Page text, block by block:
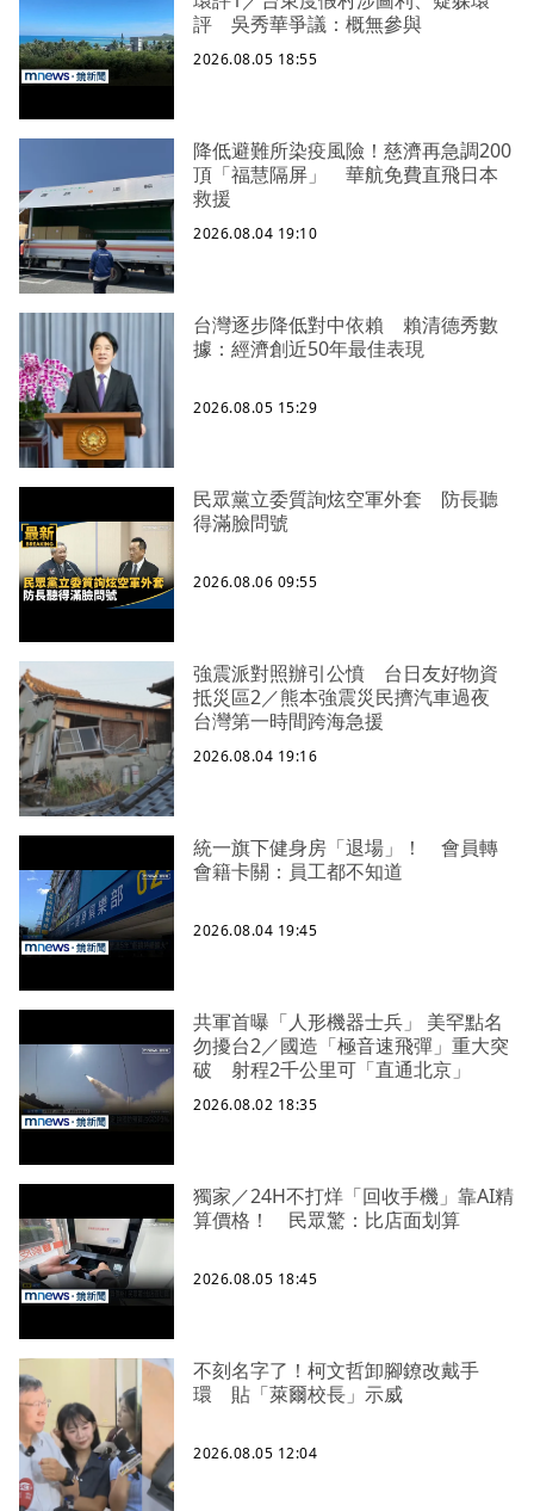
評 吳秀華爭議：概無參與
2026.08.05 18:55
降低避難所染疫風險！慈濟再急調200
頂「福慧隔屏」 華航免費直飛日本
救援
2026.08.04 19:10
台灣逐步降低對中依賴 賴清德秀數
據：經濟創近50年最佳表現
2026.08.05 15:29
民眾黨立委質詢炫空軍外套 防長聽
得滿臉問號
2026.08.06 09:55
強震派對照辦引公憤 台日友好物資
抵災區2／熊本強震災民擠汽車過夜
台灣第一時間跨海急援
2026.08.04 19:16
統一旗下健身房「退場」！ 會員轉
會籍卡關：員工都不知道
2026.08.04 19:45
共軍首曝「人形機器士兵」 美罕點名
勿擾台2／國造「極音速飛彈」重大突
破 射程2千公里可「直通北京」
2026.08.02 18:35
獨家／24H不打烊「回收手機」靠AI精
算價格！ 民眾驚：比店面划算
2026.08.05 18:45
不刻名字了！柯文哲卸腳鐐改戴手
環 貼「萊爾校長」示威
2026.08.05 12:04